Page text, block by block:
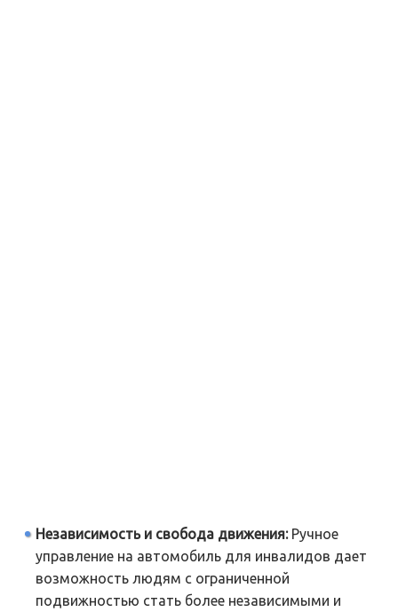
Независимость и свобода движения:Ручное
управление на автомобиль для инвалидов дает
возможность людям с ограниченной
подвижностью стать более независимыми и